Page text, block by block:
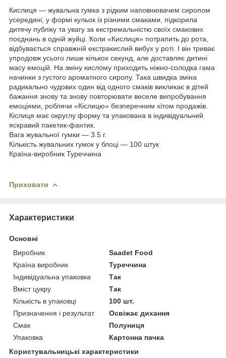
Кислиця — жувальна гумка з рідким наповнювачем сиропом
усередині, у формі кульок із різними смаками, підкорила
дитячу публіку та увагу за екстремальністю своїх смакових
поєднань в одній жуйці. Коли «Кислиця» потрапить до рота,
відбувається справжній екстракислий вибух у роті. І він триває
упродовж усього лише кількох секунд, але доставляє дитині
масу емоцій. На зміну кислому приходить ніжно-солодка гама
начинки з густого ароматного сиропу. Така швидка зміна
радикально чудових один від одного смаків викликає в дітей
бажання знову та знову повторювати веселе випробування
емоціями, роблячи «Кіслицю» безперечним хітом продажів.
Кіслиця має округлу форму та упакована в індивідуальний
яскравий пакетик-фантик.
Вага жувальної гумки — 3.5 г.
Кількість жувальних гумок у блоці — 100 штук
Країна-виробник Туреччина
Приховати
Характеристики
Основні
Виробник
Saadet Food
Країна виробник
Туреччина
Індивідуальна упаковка
Так
Вміст цукру
Так
Кількість в упаковці
100 шт.
Призначення і результат
Освіжає дихання
Смак
Полуниця
Упаковка
Картонна пачка
Користувальницькі характеристики